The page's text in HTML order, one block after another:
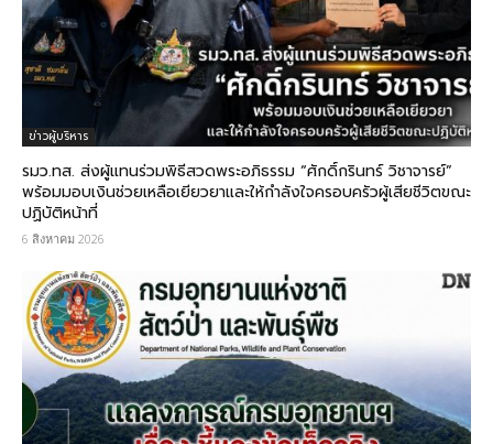
ข่าวผู้บริหาร
รมว.ทส. ส่งผู้แทนร่วมพิธีสวดพระอภิธรรม “ศักดิ์กรินทร์ วิชาจารย์”
พร้อมมอบเงินช่วยเหลือเยียวยาและให้กำลังใจครอบครัวผู้เสียชีวิตขณะ
ปฏิบัติหน้าที่
6 สิงหาคม 2026